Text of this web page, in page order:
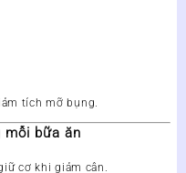
tích mỡ bụng.
bữa ăn
cơ khi giảm cân.